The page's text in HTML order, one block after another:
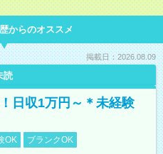
からのオススメ
掲載日：2026.08.09
読
日収1万円～＊未経験
OK
ブランクOK